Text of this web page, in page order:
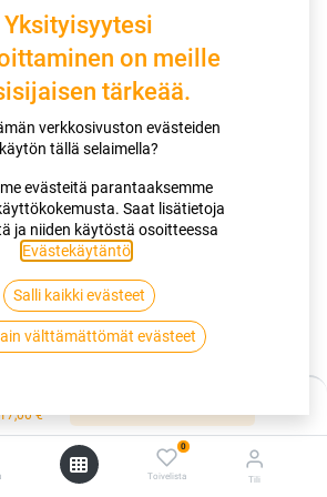
€
0
Toivelista Tili
01 SILVER 6.5x17 5/112 ET41 CB57
01 SILVER
ET41 CB57
Saatavilla
Yksityisyytesi
on meille
tärkeää.
verkkosivuston evästeiden
käytön tällä selaimella?
evästeitä parantaaksemme
Saat lisätietoja
ja niiden käytöstä osoitteessa
Evästekäytäntö
Salli kaikki evästeet
välttämättömät evästeet